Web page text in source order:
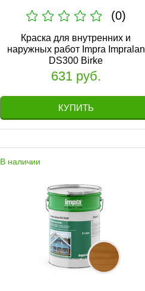
(0)
Краска для внутренних и
наружных работ Impra Impralan
DS300 Birke
631 руб.
КУПИТЬ
В наличии